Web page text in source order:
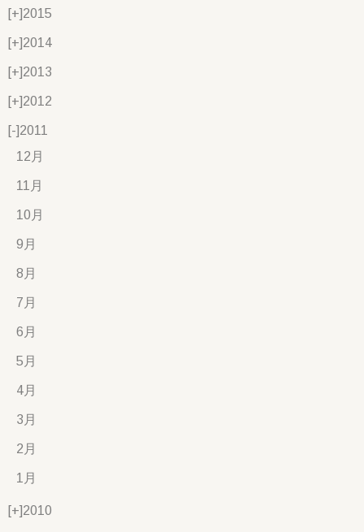
[+]2015
[+]2014
[+]2013
[+]2012
[-]2011
12月
11月
10月
9月
8月
7月
6月
5月
4月
3月
2月
1月
[+]2010